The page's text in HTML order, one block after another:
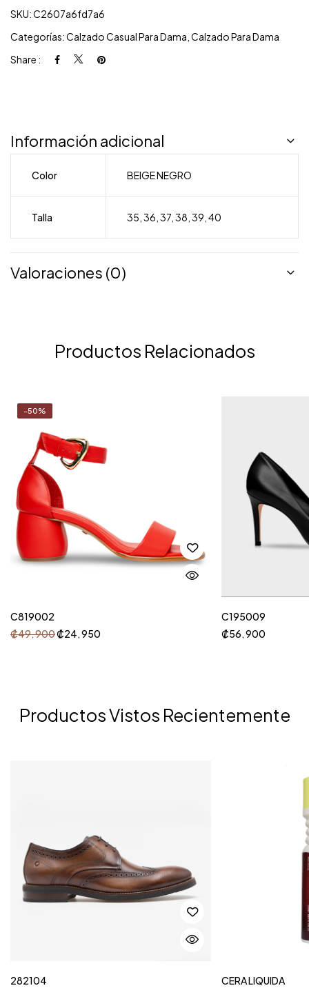
SKU:C2607a6fd7a6
Categorías:Calzado Casual Para Dama Calzado Para Dama
Share :
Información adicional
Color BEIGE NEGRO
Talla 35 36 37 38 39 40
Valoraciones (0)
Productos Relacionados
-50%
C819002
₡49, 900₡24, 950
C195009
₡56, 900
Productos Vistos Recientemente
282104
CERA LIQUIDA